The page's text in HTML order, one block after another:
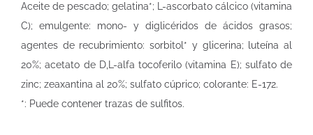
Aceite de pescado; gelatina*; L-ascorbato cálcico (vitamina
C); emulgente: mono- y diglicéridos de ácidos grasos;
agentes de recubrimiento: sorbitol* y glicerina; luteína al
20%; acetato de D,L-alfa tocoferilo (vitamina E); sulfato de
zinc; zeaxantina al 20%; sulfato cúprico; colorante: E-172.
*: Puede contener trazas de sulfitos.